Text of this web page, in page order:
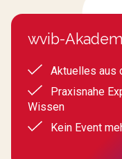
wvib-
Aktuelles aus
Praxisnahe
Wissen
Kein Event